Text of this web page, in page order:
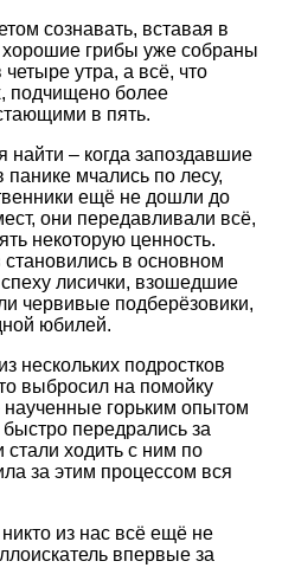
сознавать, вставая в
грибы уже собраны
утра, а всё, что
подчищено более
в пять.
найти – когда запоздавшие
мчались по лесу,
ещё не дошли до
они передавливали всё,
некоторую ценность.
в основном
лисички, взошедшие
червивые подберёзовики,
юбилей.
нескольких подростков
выбросил на помойку
горьким опытом
передрались за
стали ходить с ним по
за этим процессом вся
из нас всё ещё не
впервые за